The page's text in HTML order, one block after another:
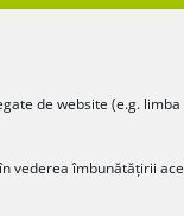
de website (e.g.
vederea îmbunătățirii